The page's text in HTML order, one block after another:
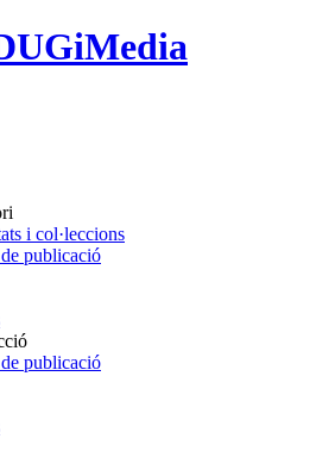
i col·leccions
publicació
publicació